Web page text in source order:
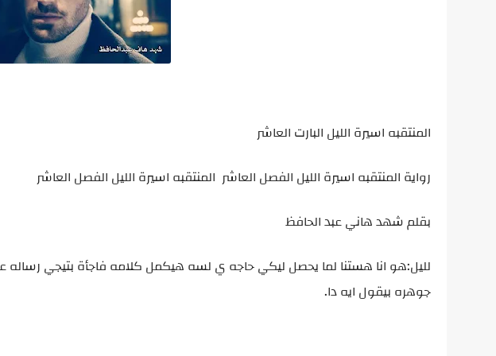
المنتقبه اسيرة الليل البارت العاشر
رواية المنتقبه اسيرة الليل الفصل العاشر المنتقبه اسيرة الليل الفصل العاشر
بقلم شهد هاني عبد الحافظ
لليل:هو انا هستنا لما يحصل ليكي حاجه ي لسه هيكمل كلامه فاجأة بتيجي رساله
جوهره بيقول ايه دا.